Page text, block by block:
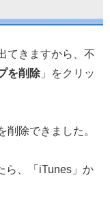
てきますから、不
を削除」をクリッ
削除できました。
ら、「iTunes」か